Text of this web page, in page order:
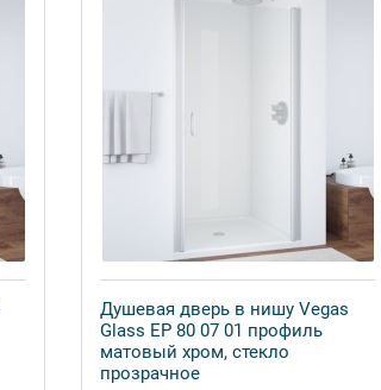
Душевая дверь в нишу Vegas
Glass EP 80 07 01 профиль
матовый хром, стекло
прозрачное